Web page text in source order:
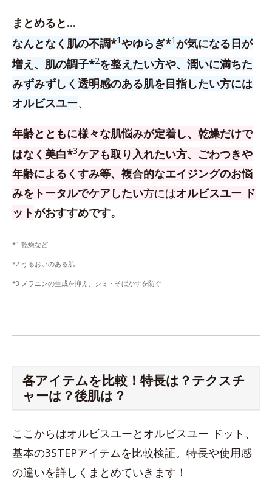
まとめると…
なんとなく肌の不調*1やゆらぎ*1 が気になる日が
増え、肌の調子*2を整えたい方や、潤いに満ちた
みずみずしく透明感のある肌を目指したい方には
オルビスユー、
年齢とともに様々な肌悩みが定着し、乾燥だけで
はなく美白*3ケアも取り入れたい方、 ごわつきや
年齢によるくすみ等、複合的なエイジングのお悩
みをトータルでケアしたい方にはオルビスユー ド
ットがおすすめです。
*1 乾燥など
*2 うるおいのある肌
*3 メラニンの生成を抑え、シミ・そばかすを防ぐ
各アイテムを比較！特長は？テクスチ
ャーは？後肌は？
ここからはオルビスユーとオルビスユー ドット、
基本の3STEPアイテムを比較検証。特長や使用感
の違いを詳しくまとめていきます！